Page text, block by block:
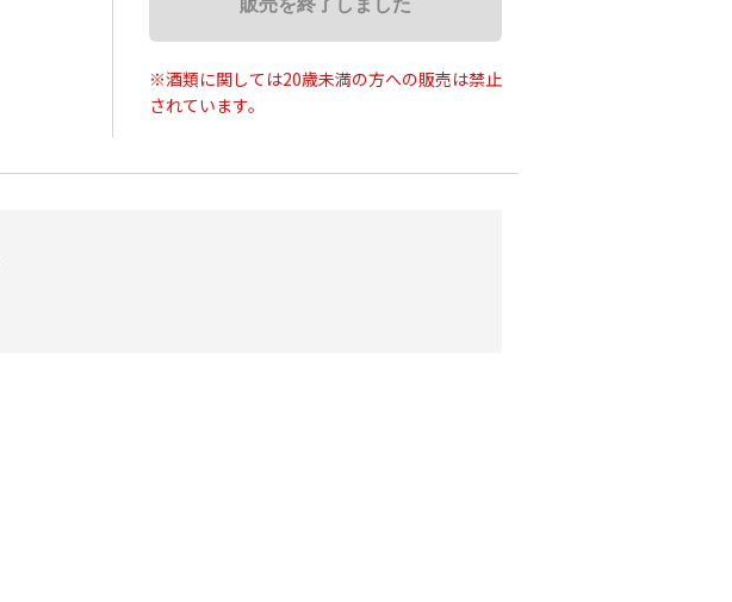
販売を終了しました
※酒類に関しては20歳未満の方への販売は禁止
されています。